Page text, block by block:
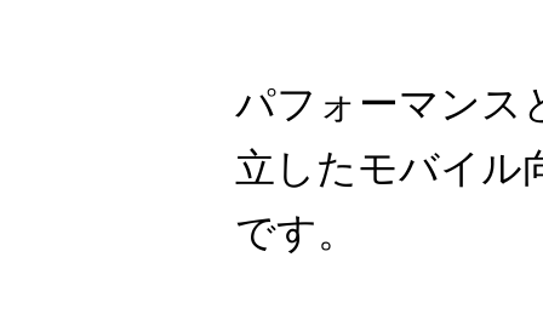
パフォーマンス
立したモバイル
です。